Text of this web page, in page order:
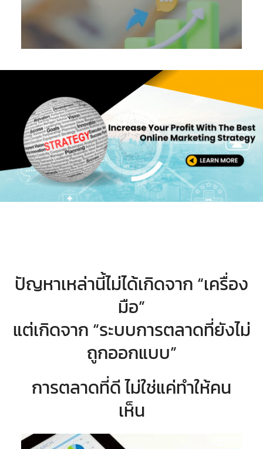
ปัญหาเหล่านี้ไม่ได้เกิดจาก “เครื่อง
มือ”
แต่เกิดจาก “ระบบการตลาดที่ยังไม่
ถูกออกแบบ”
การตลาดที่ดี ไม่ใช่แค่ทำให้คน
เห็น